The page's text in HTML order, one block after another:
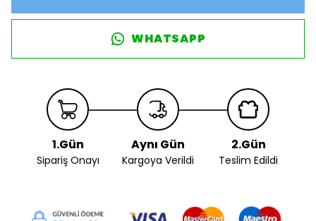
WHATSAPP
1.Gün
Sipariş Onayı
Aynı Gün
Kargoya Verildi
2.Gün
Teslim Edildi